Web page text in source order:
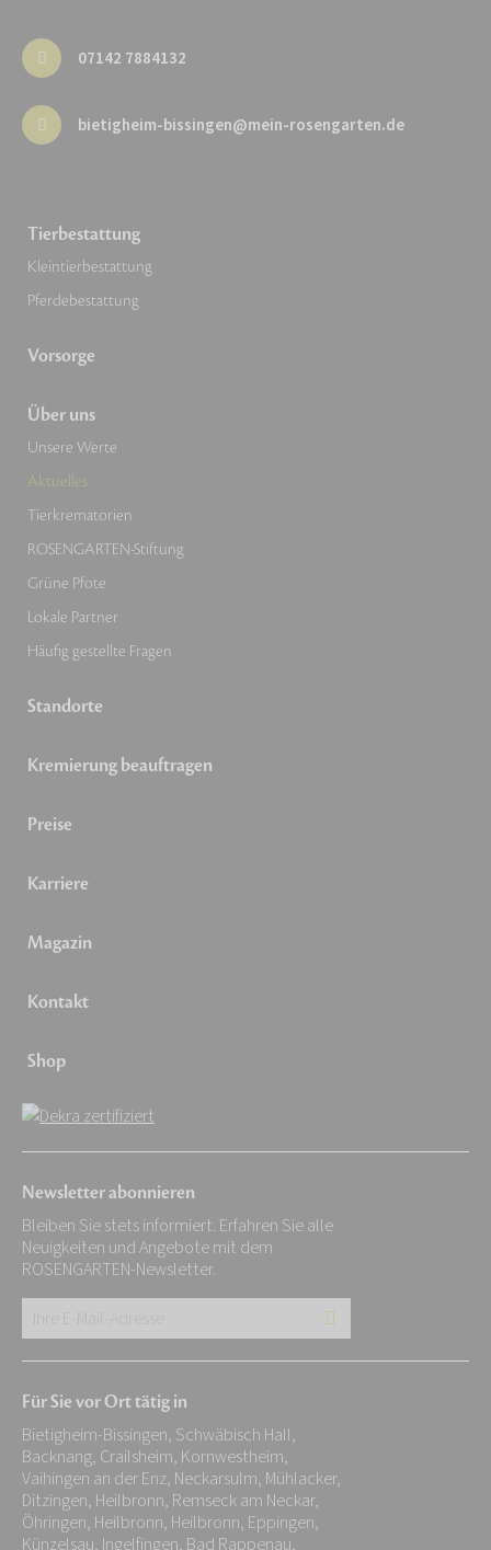
07142 7884132
bietigheim-bissingen@mein-rosengarten.de
Tierbestattung
Kleintierbestattung
Pferdebestattung
Vorsorge
Über uns
Unsere Werte
Aktuelles
Tierkrematorien
ROSENGARTEN-Stiftung
Grüne Pfote
Lokale Partner
Häufig gestellte Fragen
Standorte
Kremierung beauftragen
Preise
Karriere
Magazin
Kontakt
Shop
Newsletter abonnieren
Bleiben Sie stets informiert. Erfahren Sie alle
Neuigkeiten und Angebote mit dem
ROSENGARTEN-Newsletter.
Adresse:
*
Für Sie vor Ort tätig in
Bietigheim-Bissingen, Schwäbisch Hall,
Backnang, Crailsheim, Kornwestheim,
Vaihingen an der Enz, Neckarsulm, Mühlacker,
Ditzingen, Heilbronn, Remseck am Neckar,
Öhringen, Heilbronn, Heilbronn, Eppingen,
Künzelsau, Ingelfingen, Bad Rappenau,